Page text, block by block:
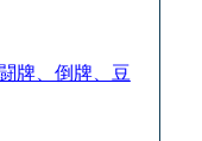
牌、倒牌、豆